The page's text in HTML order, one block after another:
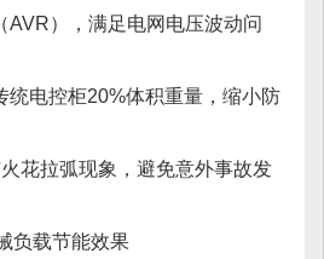
），满足电网电压波动问
电控柜20%体积重量，缩小防
拉弧现象，避免意外事故发
载节能效果